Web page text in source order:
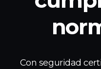
Con seguridad